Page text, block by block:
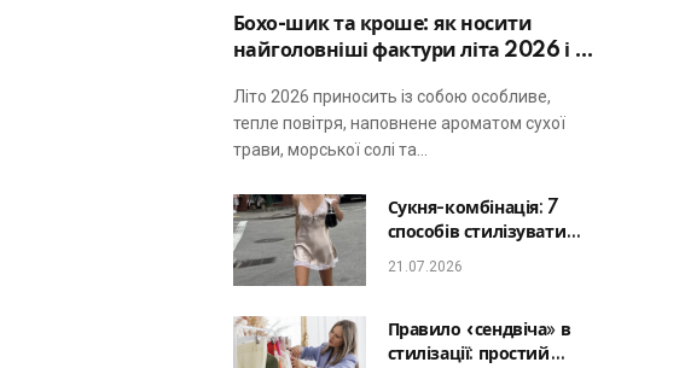
Бохо-шик та кроше: як носити
найголовніші фактури літа 2026 і не
Літо 2026 приносить із собою особливе,
тепле повітря, наповнене ароматом сухої
трави, морської солі та…
Сукня-комбінація: 7
способів стилізувати
головну базу літа від
21.07.2026
Правило «сендвіча» в
стилізації: простий